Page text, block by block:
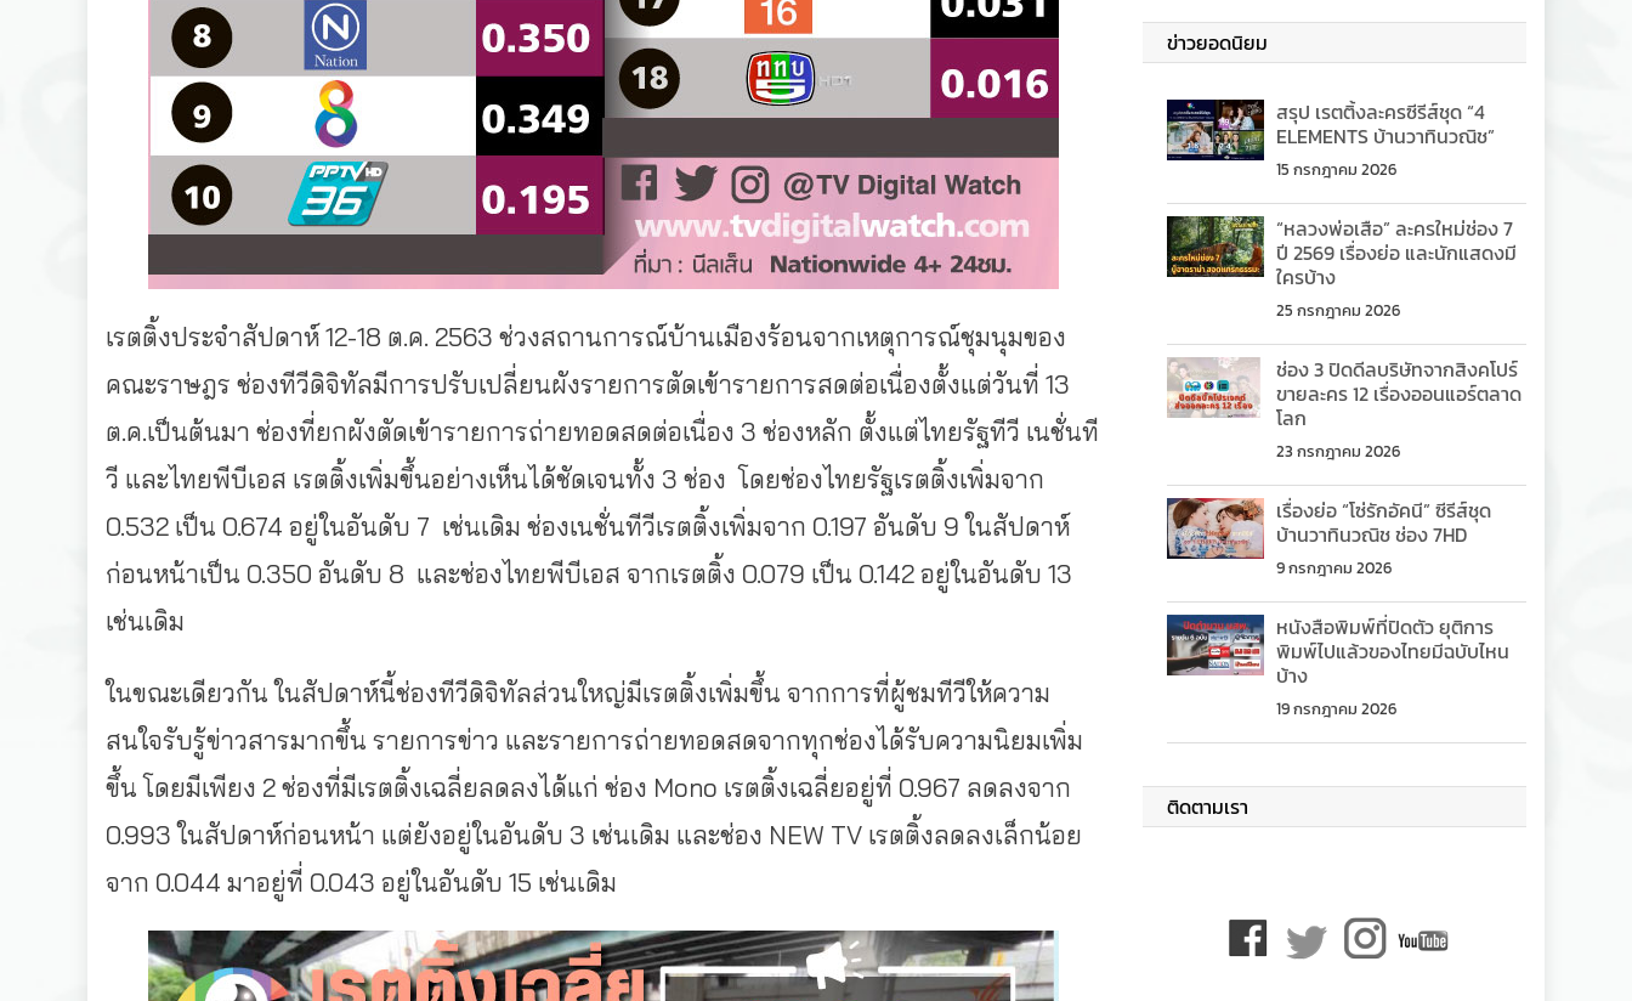
เรตติ้งประจำสัปดาห์ 12-18 ต.ค. 2563 ช่วงสถานการณ์บ้านเมืองร้อนจากเหตุการณ์ชุมนุมของ
คณะราษฎร ช่องทีวีดิจิทัลมีการปรับเปลี่ยนผังรายการตัดเข้ารายการสดต่อเนื่องตั้งแต่วันที่ 13
ต.ค.เป็นต้นมา ช่องที่ยกผังตัดเข้ารายการถ่ายทอดสดต่อเนื่อง 3 ช่องหลัก ตั้งแต่ไทยรัฐทีวี เนชั่นที
วี และไทยพีบีเอส เรตติ้งเพิ่มขึ้นอย่างเห็นได้ชัดเจนทั้ง 3 ช่อง โดยช่องไทยรัฐเรตติ้งเพิ่มจาก
0.532 เป็น 0.674 อยู่ในอันดับ 7 เช่นเดิม ช่องเนชั่นทีวีเรตติ้งเพิ่มจาก 0.197 อันดับ 9 ในสัปดาห์
ก่อนหน้าเป็น 0.350 อันดับ 8 และช่องไทยพีบีเอส จากเรตติ้ง 0.079 เป็น 0.142 อยู่ในอันดับ 13
เช่นเดิม
ในขณะเดียวกัน ในสัปดาห์นี้ช่องทีวีดิจิทัลส่วนใหญ่มีเรตติ้งเพิ่มขึ้น จากการที่ผู้ชมทีวีให้ความ
สนใจรับรู้ข่าวสารมากขึ้น รายการข่าว และรายการถ่ายทอดสดจากทุกช่องได้รับความนิยมเพิ่ม
ขึ้น โดยมีเพียง 2 ช่องที่มีเรตติ้งเฉลี่ยลดลงได้แก่ ช่อง Mono เรตติ้งเฉลี่ยอยู่ที่ 0.967 ลดลงจาก
0.993 ในสัปดาห์ก่อนหน้า แต่ยังอยู่ในอันดับ 3 เช่นเดิม และช่อง NEW TV เรตติ้งลดลงเล็กน้อย
จาก 0.044 มาอยู่ที่ 0.043 อยู่ในอันดับ 15 เช่นเดิม
ข่าวยอดนิยม
สรุป เรตติ้งละครซีรีส์ชุด “4
ELEMENTS บ้านวาทินวณิช”
15 กรกฎาคม 2026
“หลวงพ่อเสือ” ละครใหม่ช่อง 7
ปี 2569 เรื่องย่อ และนักแสดงมี
ใครบ้าง
25 กรกฎาคม 2026
ช่อง 3 ปิดดีลบริษัทจากสิงคโปร์
ขายละคร 12 เรื่องออนแอร์ตลาด
โลก
23 กรกฎาคม 2026
เรื่องย่อ “โซ่รักอัคนี” ซีรีส์ชุด
บ้านวาทินวณิช ช่อง 7HD
9 กรกฎาคม 2026
หนังสือพิมพ์ที่ปิดตัว ยุติการ
พิมพ์ไปแล้วของไทยมีฉบับไหน
บ้าง
19 กรกฎาคม 2026
ติดตามเรา